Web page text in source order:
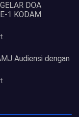
DOA
1 KODAM
Audiensi dengan